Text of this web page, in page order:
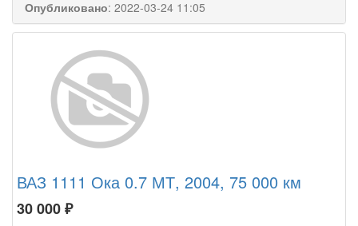
Опубликовано: 2022-03-24 11:05
ВАЗ 1111 Ока 0.7 МТ, 2004, 75 000 км
30 000₽